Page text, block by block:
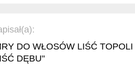
DO WŁOSÓW LIŚĆ TOPOLI
DĘBU"